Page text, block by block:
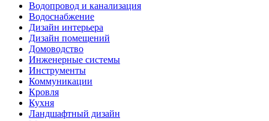
Водопровод и канализация
Водоснабжение
Дизайн интерьера
Дизайн помещений
Домоводство
Инженерные системы
Инструменты
Коммуникации
Кровля
Кухня
Ландшафтный дизайн